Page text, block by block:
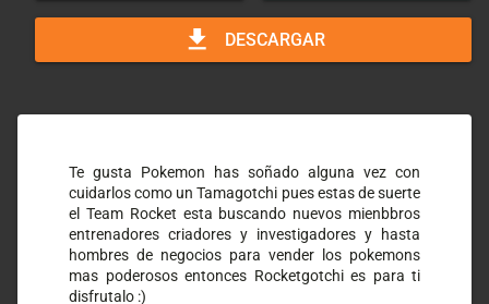
download DESCARGAR
Te gusta Pokemon has soñado alguna vez con
cuidarlos como un Tamagotchi pues estas de suerte
el Team Rocket esta buscando nuevos mienbbros
entrenadores criadores y investigadores y hasta
hombres de negocios para vender los pokemons
mas poderosos entonces Rocketgotchi es para ti
disfrutalo :)